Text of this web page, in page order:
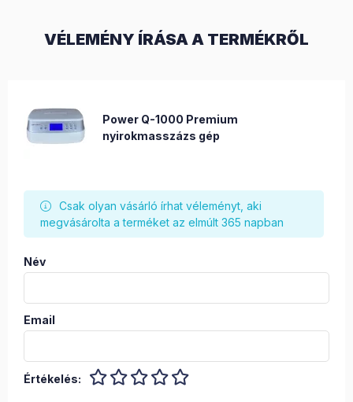
VÉLEMÉNY ÍRÁSA A TERMÉKRŐL
Power Q-1000 Premium
nyirokmasszázs gép
Csak olyan vásárló írhat véleményt, aki
megvásárolta a terméket az elmúlt 365 napban
Név
Email
Értékelés: